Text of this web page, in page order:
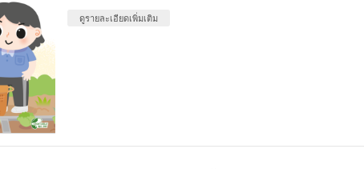
ดูรายละเอียดเพิ่มเติม